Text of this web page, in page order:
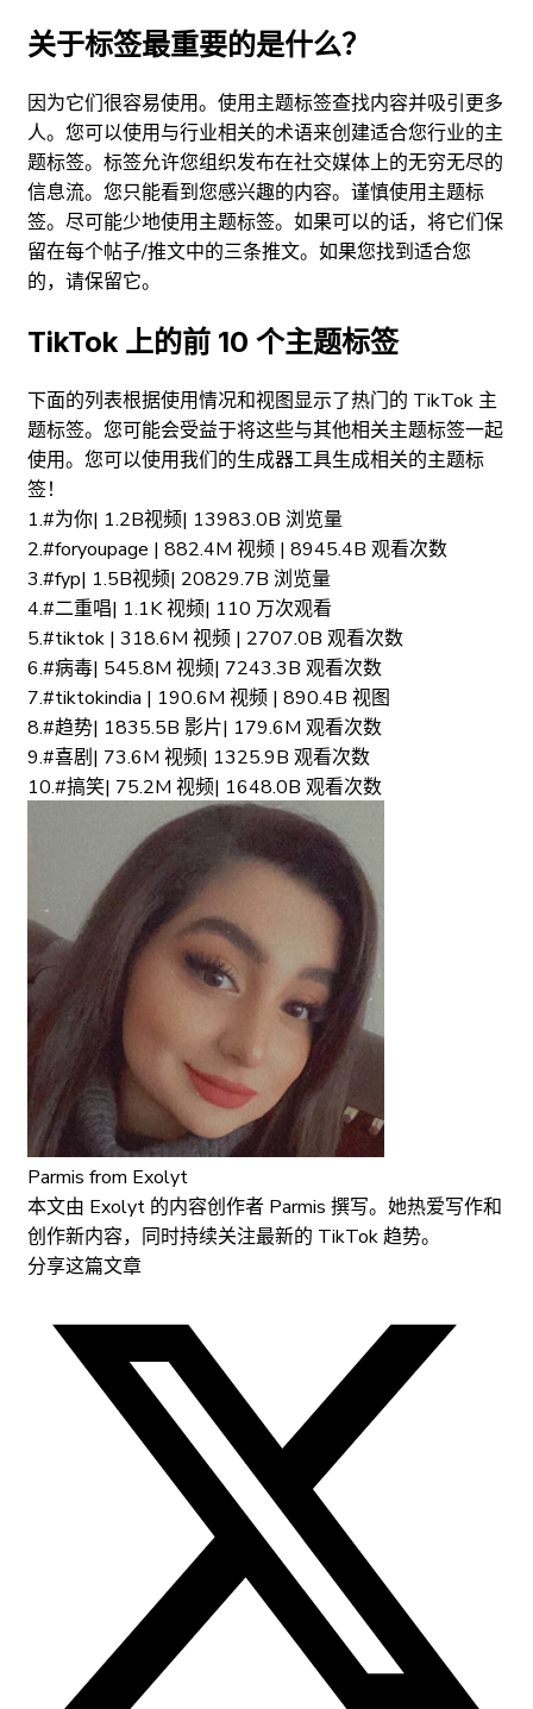
关于标签最重要的是什么？
因为它们很容易使用。使用主题标签查找内容并吸引更多
人。您可以使用与行业相关的术语来创建适合您行业的主
题标签。标签允许您组织发布在社交媒体上的无穷无尽的
信息流。您只能看到您感兴趣的内容。谨慎使用主题标
签。尽可能少地使用主题标签。如果可以的话，将它们保
留在每个帖子/推文中的三条推文。如果您找到适合您
的，请保留它。
TikTok 上的前 10 个主题标签
下面的列表根据使用情况和视图显示了热门的 TikTok 主
题标签。您可能会受益于将这些与其他相关主题标签一起
使用。您可以使用我们的生成器工具生成相关的主题标
签！
1.#为你| 1.2B视频| 13983.0B 浏览量
2.#foryoupage | 882.4M 视频 | 8945.4B 观看次数
3.#fyp| 1.5B视频| 20829.7B 浏览量
4.#二重唱| 1.1K 视频| 110 万次观看
5.#tiktok | 318.6M 视频 | 2707.0B 观看次数
6.#病毒| 545.8M 视频| 7243.3B 观看次数
7.#tiktokindia | 190.6M 视频 | 890.4B 视图
8.#趋势| 1835.5B 影片| 179.6M 观看次数
9.#喜剧| 73.6M 视频| 1325.9B 观看次数
10.#搞笑| 75.2M 视频| 1648.0B 观看次数
Parmis from Exolyt
本文由 Exolyt 的内容创作者 Parmis 撰写。她热爱写作和
创作新内容，同时持续关注最新的 TikTok 趋势。
分享这篇文章